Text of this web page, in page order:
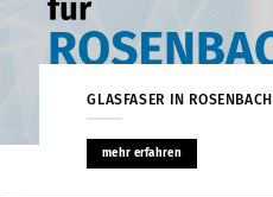
GLASFASER IN ROSENBACH
mehr erfahren